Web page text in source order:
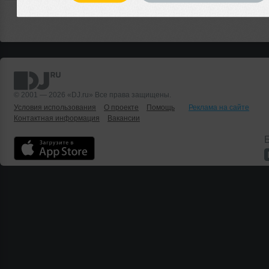
© 2001 — 2026 «DJ.ru» Все права защищены.
Условия использования
О проекте Помощь
Реклама на сайте
Контактная информация
Вакансии